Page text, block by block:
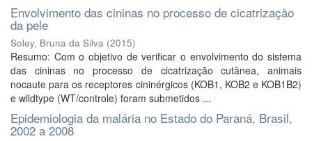
Envolvimento das cininas no processo de cicatrização
da pele
Soley, Bruna da Silva (2015)
Resumo: Com o objetivo de verificar o envolvimento do sistema
das cininas no processo de cicatrização cutânea, animais
nocaute para os receptores cininérgicos (KOB1, KOB2 e KOB1B2)
e wildtype (WT/controle) foram submetidos ...
Epidemiologia da malária no Estado do Paraná, Brasil,
2002 a 2008